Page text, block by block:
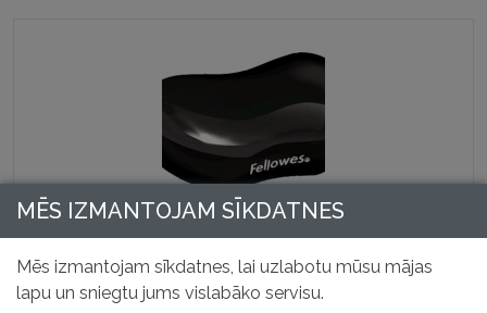
CRYSTAL plaukstas spilventiņš – melns
Preces kods: 91123
9,92€
MĒS IZMANTOJAM SĪKDATNES
Mēs izmantojam sīkdatnes, lai uzlabotu mūsu mājas
lapu un sniegtu jums vislabāko servisu.